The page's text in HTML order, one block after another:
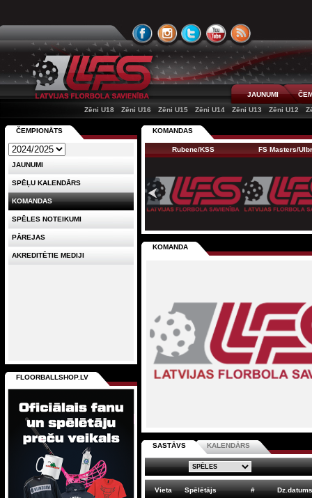
JAUNUMI
Zēni U18
Zēni U16 Zēni U15 Zēni U14 Zēni U13 Zēni U12
KOMANDAS
Rubene/KSS FS Masters/
KOMANDA
SASTĀVS KALENDĀRS
Vieta Spēlētājs # Dz.datums
ČEMPIONĀTS
JAUNUMI
SPĒĻU KALENDĀRS
KOMANDAS
SPĒLES NOTEIKUMI
PĀREJAS
AKREDITĒTIE MEDIJI
FLOORBALLSHOP.LV